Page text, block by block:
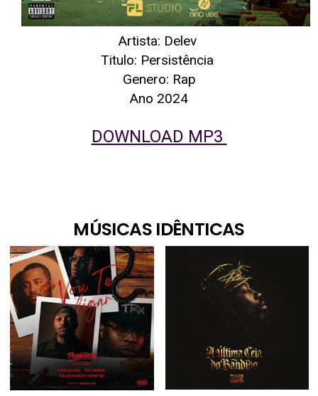
Artista: Delev
Titulo: Persistência
Genero: Rap
Ano 2024
DOWNLOAD MP3
MÚSICAS IDÊNTICAS